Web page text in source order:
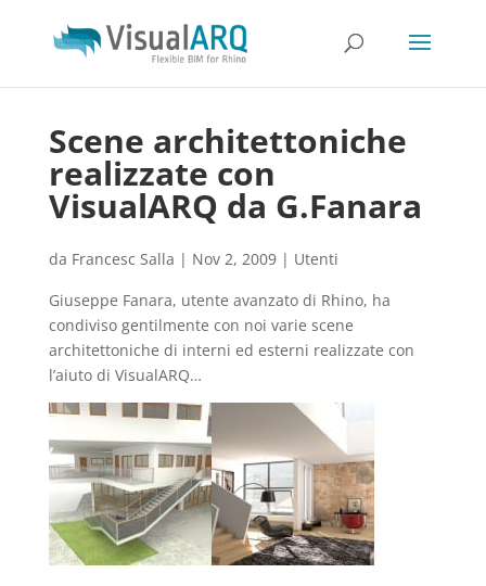
Scene architettoniche
realizzate con
VisualARQ da G.Fanara
da Francesc Salla | Nov 2, 2009| Utenti
Giuseppe Fanara, utente avanzato di Rhino, ha
condiviso gentilmente con noi varie scene
architettoniche di interni ed esterni realizzate con
l’aiuto di VisualARQ…